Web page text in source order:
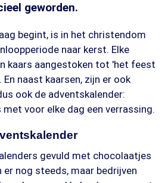
geworden.
begint, is in het christendom
naar kerst. Elke
kaars aangestoken tot 'het feest
naast kaarsen, zijn er ook
ook de adventskalender:
voor elke dag een verrassing.
gevuld met chocolaatjes
er nog steeds, maar bedrijven